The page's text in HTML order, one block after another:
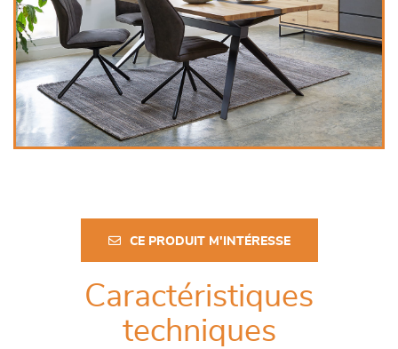
CE PRODUIT M'INTÉRESSE
Caractéristiques
techniques